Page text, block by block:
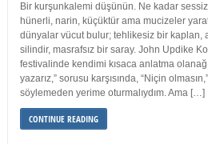
Bir kurşunkalemi düşünün. Ne kadar
hünerli, narin, küçüktür ama mucizeler
dünyalar vücut bulur; tehlikesiz bir kaplan,
silindir, masrafsız bir saray. John Updike
festivalinde kendimi kısaca anlatma
yazarız,” sorusu karşısında, “Niçin
söylemeden yerime oturmalıydım. Ama […]
CONTINUE READING